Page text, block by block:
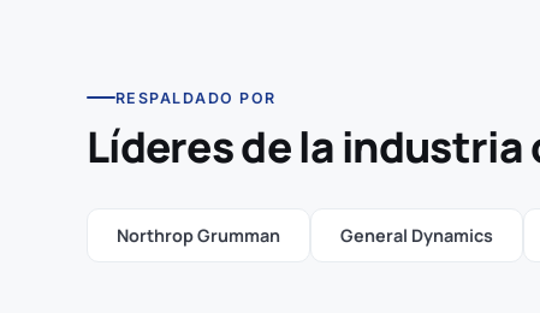
RESPALDADO POR
Líderes de la industria
Northrop Grumman General Dynamics